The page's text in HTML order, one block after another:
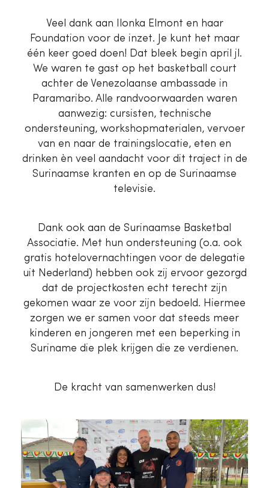
Veel dank aan Ilonka Elmont en haar
Foundation voor de inzet. Je kunt het maar
één keer goed doen! Dat bleek begin april jl.
We waren te gast op het basketball court
achter de Venezolaanse ambassade in
Paramaribo. Alle randvoorwaarden waren
aanwezig: cursisten, technische
ondersteuning, workshopmaterialen, vervoer
van en naar de trainingslocatie, eten en
drinken èn veel aandacht voor dit traject in de
Surinaamse kranten en op de Surinaamse
televisie.
Dank ook aan de Surinaamse Basketbal
Associatie. Met hun ondersteuning (o.a. ook
gratis hotelovernachtingen voor de delegatie
uit Nederland) hebben ook zij ervoor gezorgd
dat de projectkosten echt terecht zijn
gekomen waar ze voor zijn bedoeld. Hiermee
zorgen we er samen voor dat steeds meer
kinderen en jongeren met een beperking in
Suriname die plek krijgen die ze verdienen.
De kracht van samenwerken dus!